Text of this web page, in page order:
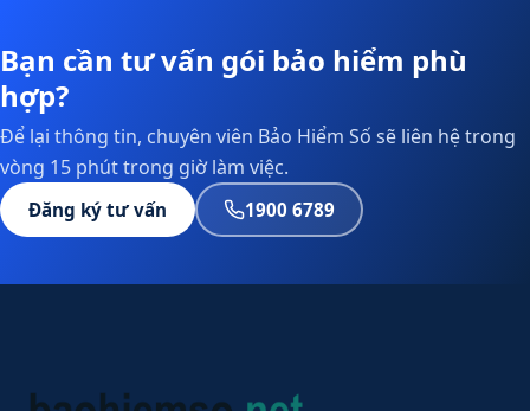
Bạn cần tư vấn gói bảo hiểm phù
hợp?
Để lại thông tin, chuyên viên Bảo Hiểm Số sẽ liên hệ trong
vòng 15 phút trong giờ làm việc.
Đăng ký tư vấn 1900 6789